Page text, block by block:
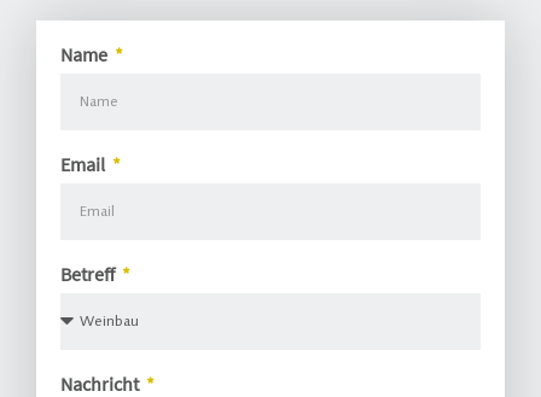
Name
Email
Betreff
Nachricht